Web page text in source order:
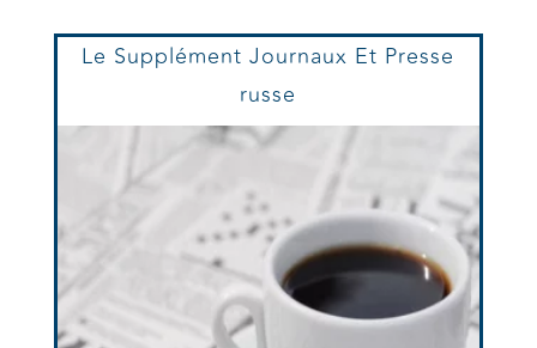
Le Supplément Journaux Et Presse
russe